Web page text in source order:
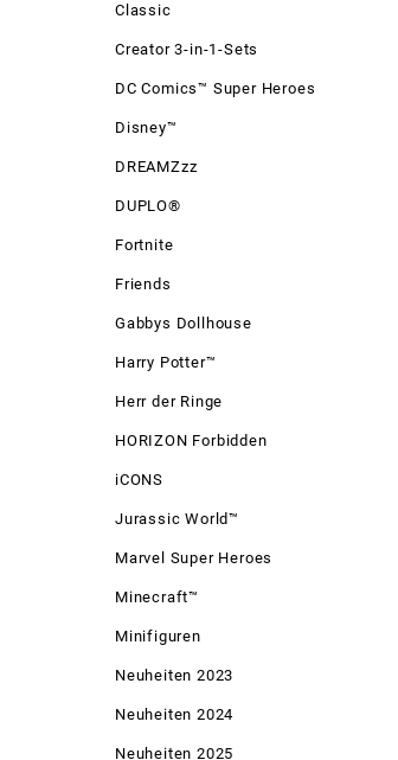
Classic
Creator 3-in-1-Sets
DC Comics™ Super Heroes
Disney™
DREAMZzz
DUPLO®
Fortnite
Friends
Gabbys Dollhouse
Harry Potter™
Herr der Ringe
HORIZON Forbidden
iCONS
Jurassic World™
Marvel Super Heroes
Minecraft™
Minifiguren
Neuheiten 2023
Neuheiten 2024
Neuheiten 2025